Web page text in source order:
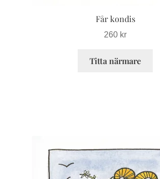
Får kondis
260 kr
Titta närmare
produkten